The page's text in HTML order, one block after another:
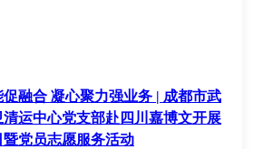
促融合 凝心聚力强业务 | 成都市武
清运中心党支部赴四川嘉博文开展
暨党员志愿服务活动